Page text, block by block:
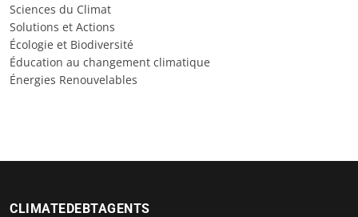
Sciences du Climat
Solutions et Actions
Écologie et Biodiversité
Éducation au changement climatique
Énergies Renouvelables
CLIMATEDEBTAGENTS